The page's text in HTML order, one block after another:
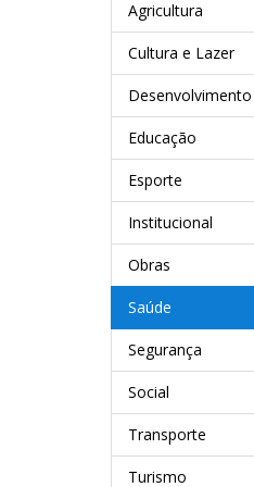
Agricultura
Cultura e Lazer
Desenvolvimento
Educação
Esporte
Institucional
Obras
Saúde
Segurança
Social
Transporte
Turismo